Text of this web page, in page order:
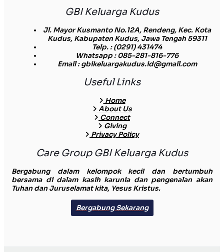
GBI Keluarga Kudus
Jl. Mayor Kusmanto No.12A, Rendeng, Kec. Kota
Kudus, Kabupaten Kudus, Jawa Tengah 59311
Telp.: (0291) 431474
Whatsapp: 085-281-816-776
Email: gbikeluargakudus.id@gmail.com
Useful Links
Home
About Us
Connect
Giving
Privacy Policy
Care Group GBI Keluarga Kudus
Bergabung dalam kelompok kecil dan bertumbuh
bersama di dalam kasih karunia dan pengenalan akan
Tuhan dan Juruselamat kita, Yesus Kristus.
Bergabung Sekarang